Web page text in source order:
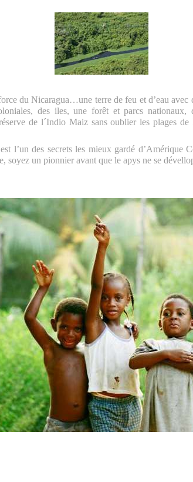
du Nicaragua…une terre de feu et d’eau avec
des iles, une forêt et parcs nationaux,
de l´Indio Maiz sans oublier les plages
l’un des secrets les mieux gardé d’Amérique
soyez un pionnier avant que le apys ne se